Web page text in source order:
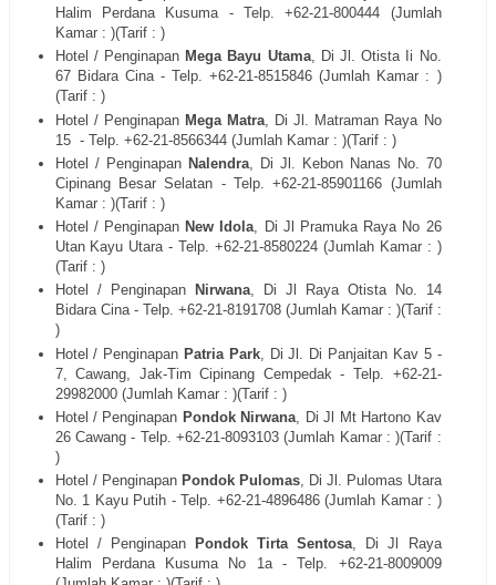
Halim Perdana Kusuma- Telp. +62-21-800444 (Jumlah
Kamar : )(Tarif : )
Hotel / PenginapanMega Bayu Utama, Di Jl. Otista Ii No.
67 Bidara Cina- Telp. +62-21-8515846 (Jumlah Kamar : )
(Tarif : )
Hotel / PenginapanMega Matra, DiJl. Matraman Raya No
15 - Telp. +62-21-8566344(Jumlah Kamar : )(Tarif : )
Hotel / PenginapanNalendra, Di Jl. Kebon Nanas No. 70
Cipinang Besar Selatan - Telp. +62-21-85901166 (Jumlah
Kamar : )(Tarif : )
Hotel / PenginapanNew Idola, Di Jl Pramuka Raya No 26
Utan Kayu Utara- Telp. +62-21-8580224(Jumlah Kamar : )
(Tarif : )
Hotel / PenginapanNirwana, Di Jl Raya Otista No. 14
Bidara Cina- Telp. +62-21-8191708(Jumlah Kamar : )(Tarif :
)
Hotel / Penginapan Patria Park, DiJl. Di Panjaitan Kav 5 -
7, Cawang, Jak-Tim Cipinang Cempedak - Telp. +62-21-
29982000(Jumlah Kamar : )(Tarif : )
Hotel / Penginapan Pondok Nirwana , DiJl Mt Hartono Kav
26 Cawang- Telp. +62-21-8093103(Jumlah Kamar : )(Tarif :
)
Hotel / PenginapanPondok Pulomas, Di Jl. Pulomas Utara
No. 1 Kayu Putih - Telp. +62-21-4896486(Jumlah Kamar : )
(Tarif : )
Hotel / PenginapanPondok Tirta Sentosa, DiJl Raya
Halim Perdana Kusuma No 1a- Telp. +62-21-8009009